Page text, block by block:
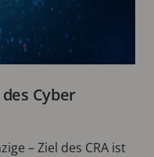
Cyber
– Ziel des CRA ist